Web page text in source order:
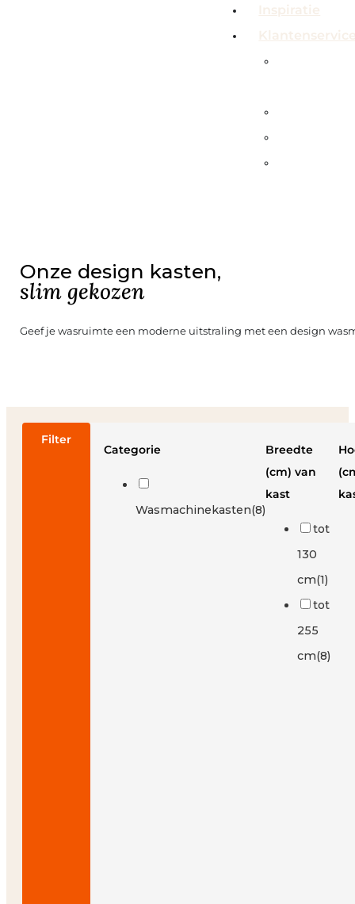
Inspiratie
Onze design kasten,
slim gekozen
Geef je wasruimte een moderne uitstraling met een design
Filter
Categorie
Wasmachinekasten(8)
Breedte
(cm) van
kast
tot
130
cm(1)
tot
255
cm(8)